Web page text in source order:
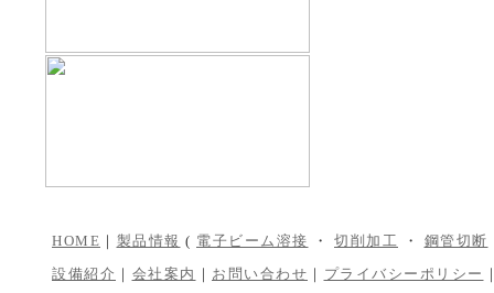
HOME ｜ 製品情報 ( 電子ビーム溶接 ・ 切削加工 ・ 鋼管切断
設備紹介 ｜ 会社案内 ｜ お問い合わせ ｜ プライバシーポリシー